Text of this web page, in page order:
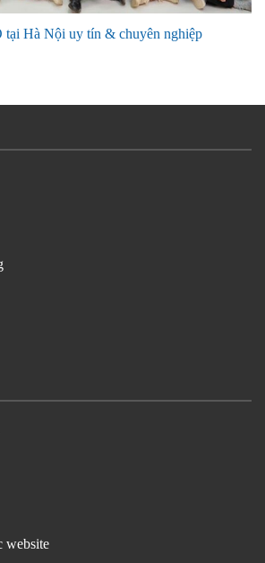
tại Hà Nội uy tín & chuyên nghiệp
website